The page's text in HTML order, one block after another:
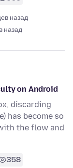
назад
назад
on Android
discarding
has become so
the flow and
358